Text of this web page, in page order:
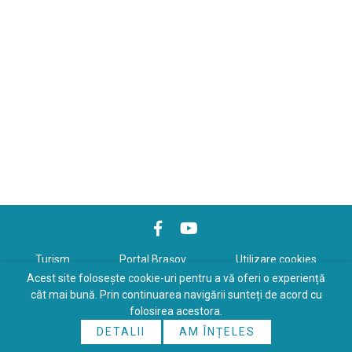
Turism Portal Braşov Utilizare cookies
Politică de confidenţialitate
Copyrights © 2026 All Rights Reserved. Powered by
Online
Acest site folosește cookie-uri pentru a vă oferi o experiență
cât mai bună. Prin continuarea navigării sunteți de acord cu
folosirea acestora.
DETALII
AM ÎNȚELES